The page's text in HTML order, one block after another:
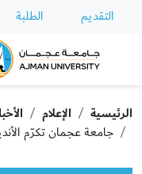
التقديم الطلبة
University
الرئيسية الإعلام
جامعة عجمان تكرّم